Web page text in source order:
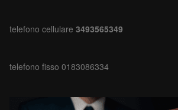
telefono cellulare 3493565349
telefono fisso 0183086334